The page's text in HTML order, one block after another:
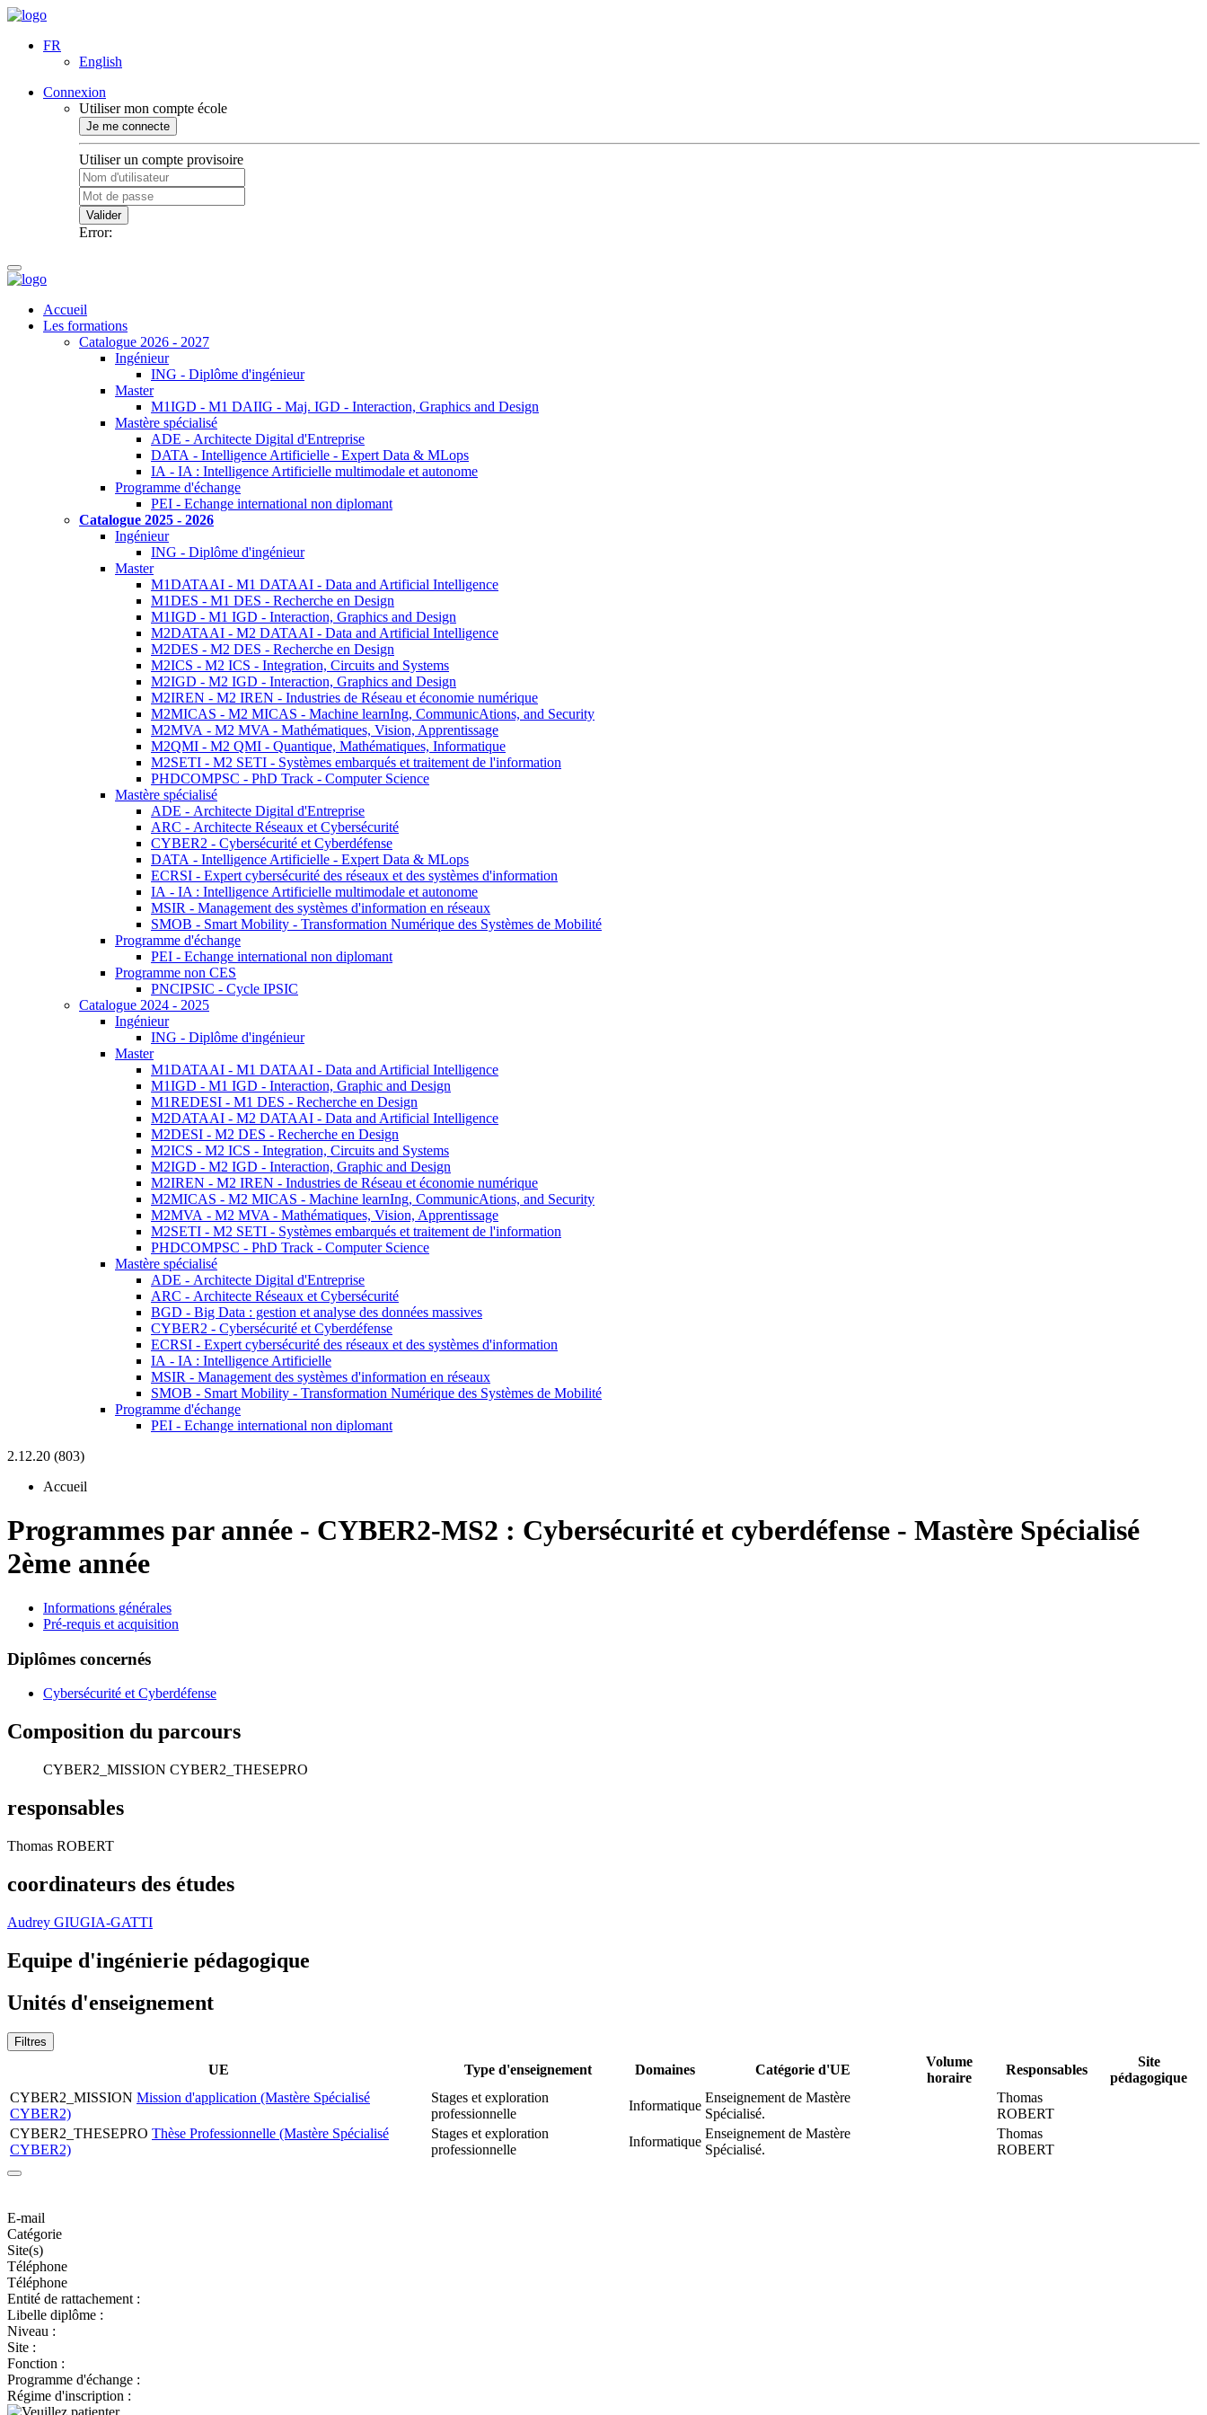
FR
English
Connexion
Utiliser mon compte école
Je me connecte
Utiliser un compte provisoire
Valider
Error:
Accueil
Les formations
Catalogue 2026 - 2027
Ingénieur
ING - Diplôme d'ingénieur
Master
M1IGD - M1 DAIIG - Maj. IGD - Interaction, Graphics and Design
Mastère spécialisé
ADE - Architecte Digital d'Entreprise
DATA - Intelligence Artificielle - Expert Data & MLops
IA - IA : Intelligence Artificielle multimodale et autonome
Programme d'échange
PEI - Echange international non diplomant
Catalogue 2025 - 2026
Ingénieur
ING - Diplôme d'ingénieur
Master
M1DATAAI - M1 DATAAI - Data and Artificial Intelligence
M1DES - M1 DES - Recherche en Design
M1IGD - M1 IGD - Interaction, Graphics and Design
M2DATAAI - M2 DATAAI - Data and Artificial Intelligence
M2DES - M2 DES - Recherche en Design
M2ICS - M2 ICS - Integration, Circuits and Systems
M2IGD - M2 IGD - Interaction, Graphics and Design
M2IREN - M2 IREN - Industries de Réseau et économie numérique
M2MICAS - M2 MICAS - Machine learnIng, CommunicAtions, and Security
M2MVA - M2 MVA - Mathématiques, Vision, Apprentissage
M2QMI - M2 QMI - Quantique, Mathématiques, Informatique
M2SETI - M2 SETI - Systèmes embarqués et traitement de l'information
PHDCOMPSC - PhD Track - Computer Science
Mastère spécialisé
ADE - Architecte Digital d'Entreprise
ARC - Architecte Réseaux et Cybersécurité
CYBER2 - Cybersécurité et Cyberdéfense
DATA - Intelligence Artificielle - Expert Data & MLops
ECRSI - Expert cybersécurité des réseaux et des systèmes d'information
IA - IA : Intelligence Artificielle multimodale et autonome
MSIR - Management des systèmes d'information en réseaux
SMOB - Smart Mobility - Transformation Numérique des Systèmes de Mobilité
Programme d'échange
PEI - Echange international non diplomant
Programme non CES
PNCIPSIC - Cycle IPSIC
Catalogue 2024 - 2025
Ingénieur
ING - Diplôme d'ingénieur
Master
M1DATAAI - M1 DATAAI - Data and Artificial Intelligence
M1IGD - M1 IGD - Interaction, Graphic and Design
M1REDESI - M1 DES - Recherche en Design
M2DATAAI - M2 DATAAI - Data and Artificial Intelligence
M2DESI - M2 DES - Recherche en Design
M2ICS - M2 ICS - Integration, Circuits and Systems
M2IGD - M2 IGD - Interaction, Graphic and Design
M2IREN - M2 IREN - Industries de Réseau et économie numérique
M2MICAS - M2 MICAS - Machine learnIng, CommunicAtions, and Security
M2MVA - M2 MVA - Mathématiques, Vision, Apprentissage
M2SETI - M2 SETI - Systèmes embarqués et traitement de l'information
PHDCOMPSC - PhD Track - Computer Science
Mastère spécialisé
ADE - Architecte Digital d'Entreprise
ARC - Architecte Réseaux et Cybersécurité
BGD - Big Data : gestion et analyse des données massives
CYBER2 - Cybersécurité et Cyberdéfense
ECRSI - Expert cybersécurité des réseaux et des systèmes d'information
IA - IA : Intelligence Artificielle
MSIR - Management des systèmes d'information en réseaux
SMOB - Smart Mobility - Transformation Numérique des Systèmes de Mobilité
Programme d'échange
PEI - Echange international non diplomant
2.12.20 (803)
Accueil
Programmes par année - CYBER2-MS2 : Cybersécurité et cyberdéfense - Mastère Spécialisé
2ème année
Informations générales
Pré-requis et acquisition
Diplômes concernés
Cybersécurité et Cyberdéfense
Composition du parcours
CYBER2_MISSION CYBER2_THESEPRO
responsables
Thomas ROBERT
coordinateurs des études
Audrey GIUGIA-GATTI
Equipe d'ingénierie pédagogique
Unités d'enseignement
Filtres
UE Type d'enseignement Domaines Catégorie d'UE
Volume
horaire
Responsables
Site
pédagogique
CYBER2_MISSION Mission d'application (Mastère Spécialisé
CYBER2)
Stages et exploration
professionnelle
Informatique
Enseignement de Mastère
Spécialisé.
Thomas
ROBERT
CYBER2_THESEPRO Thèse Professionnelle (Mastère Spécialisé
CYBER2)
Stages et exploration
professionnelle
Informatique
Enseignement de Mastère
Spécialisé.
Thomas
ROBERT
E-mail
Catégorie
Site(s)
Téléphone
Téléphone
Entité de rattachement :
Libelle diplôme :
Niveau :
Site :
Fonction :
Programme d'échange :
Régime d'inscription :